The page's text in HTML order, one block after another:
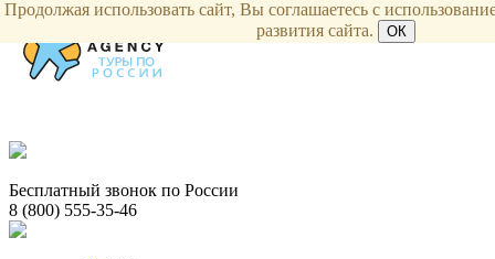
Бесплатный звонок по России
8 (800) 555-35-46
Продолжая использовать сайт, Вы соглашаетесь с
развития сайта.
ОК